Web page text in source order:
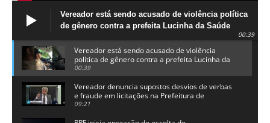
Vereador está sendo acusado de violência política
de gênero contra a prefeita Lucinha da Saúde
00:39
Vereador está sendo acusado de violência
política de gênero contra a prefeita Lucinha da
Saúde
00:39
Vereador denuncia supostos desvios de verbas
e fraude em licitações na Prefeitura de
Alhandra
09:21